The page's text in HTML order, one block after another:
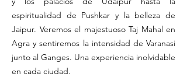
espiritualidad de Pushkar y la belleza de
Jaipur. Veremos el majestuoso Taj Mahal en
Agra y sentiremos la intensidad de Varanasi
junto al Ganges. Una experiencia inolvidable
en cada ciudad.